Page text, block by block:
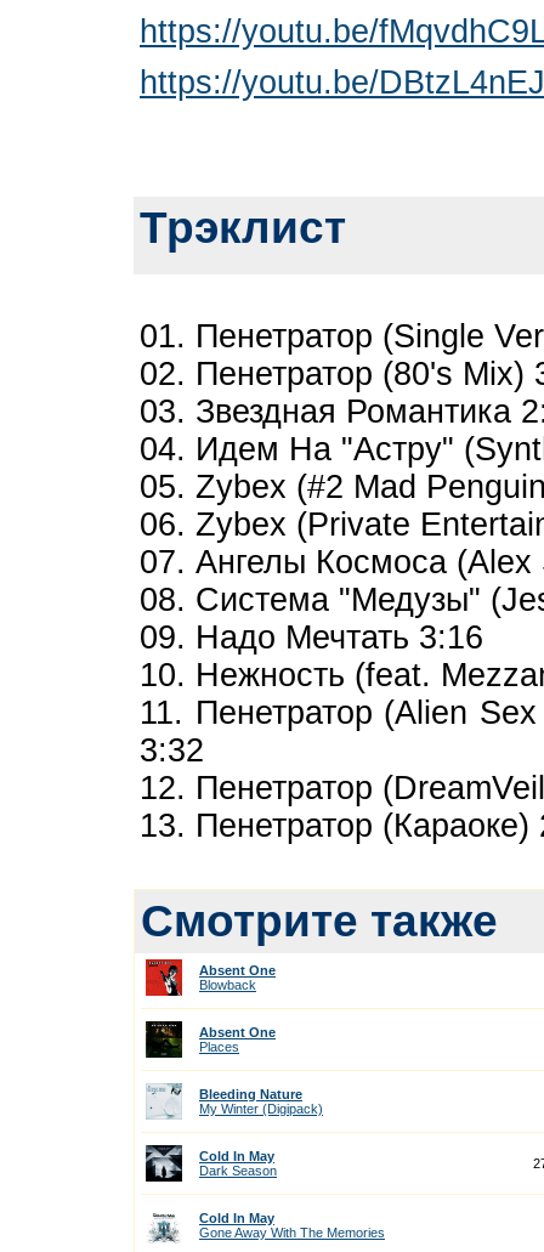
https://youtu.be/
https://youtu.be/
Трэклист
01. Пенетратор (Single
02. Пенетратор (80's Mix)
03. Звездная Романтика
04. Идем На "Астру"
05. Zybex (#2 Mad
06. Zybex (Private
07. Ангелы Космоса (Alex
08. Система "Медузы"
09. Надо Мечтать 3:16
10. Нежность (feat.
11. Пенетратор (Alien
3:32
12. Пенетратор
13. Пенетратор (Караоке)
Смотрите также
Absent One
Blowback
Absent One
Places
Bleeding Nature
My Winter (Digipack)
Cold In May
Dark Season
Cold In May
Gone Away With The Memories